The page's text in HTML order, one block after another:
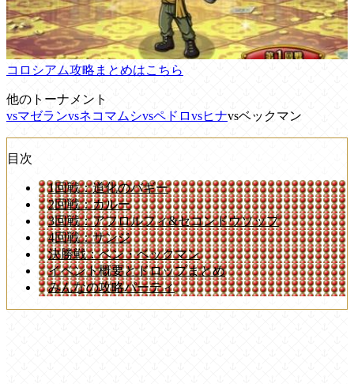
コロシアム攻略まとめはこちら
他のトーナメント
vsマゼランvsネコマムシvsペドロvsヒナvsベックマン
目次
1回戦：道化のバギー
2回戦：カルー
3回戦：アフロルフィ&セコンドウソップ
4回戦：サンジ
決勝戦：ベン・ベックマン
イベント概要とドロップまとめ
みんなの攻略パーティ